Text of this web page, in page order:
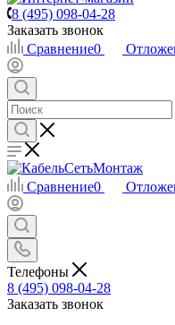
8 (495) 098-04-28
Заказать звонок
Сравнение0
Сравнение0
Телефоны
8 (495) 098-04-28
Заказать звонок